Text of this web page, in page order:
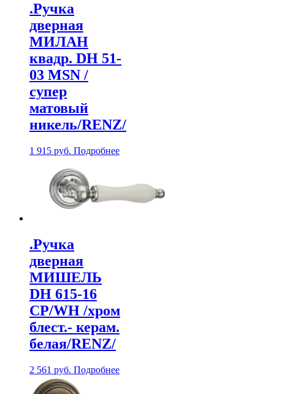
.Ручка
дверная
МИЛАН
квадр. DH 51-
03 МSN /
супер
матовый
никель/RENZ/
1 915 руб. Подробнее
.Ручка
дверная
МИШЕЛЬ
DH 615-16
CP/WH /хром
блест.- керам.
белая/RENZ/
2 561 руб. Подробнее